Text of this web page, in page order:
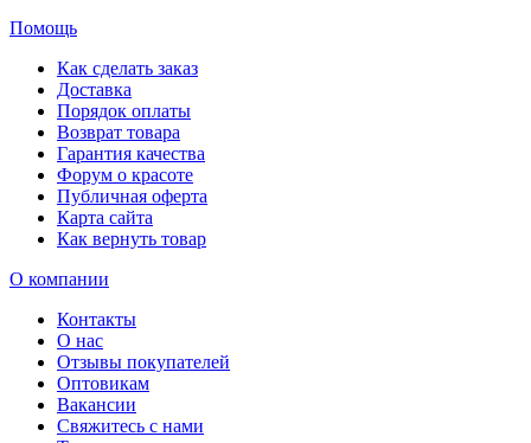
Помощь
Как сделать заказ
Доставка
Порядок оплаты
Возврат товара
Гарантия качества
Форум о красоте
Публичная оферта
Карта сайта
Как вернуть товар
О компании
Контакты
О нас
Отзывы покупателей
Оптовикам
Вакансии
Свяжитесь с нами